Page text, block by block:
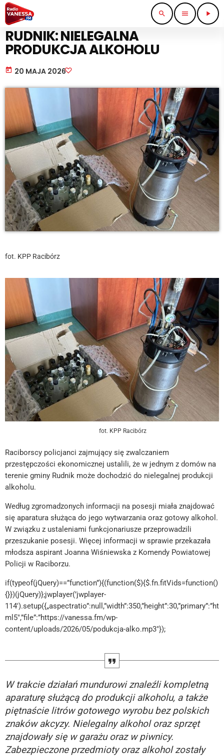
search menu play_arrow
STRAŻ I POLICJA
RUDNIK: NIELEGALNA
PRODUKCJA ALKOHOLU
today 20 MAJA 2026
fot. KPP Racibórz
fot. KPP Racibórz
Raciborscy policjanci zajmujący się zwalczaniem
przestępczości ekonomicznej ustalili, że w jednym z domów na
terenie gminy Rudnik może dochodzić do nielegalnej produkcji
alkoholu.
Według zgromadzonych informacji na posesji miała znajdować
się aparatura służąca do jego wytwarzania oraz gotowy alkohol.
W związku z ustaleniami funkcjonariusze przeprowadzili
przeszukanie posesji. Więcej informacji w sprawie przekazała
młodsza aspirant Joanna Wiśniewska z Komendy Powiatowej
Policji w Raciborzu.
if(typeof(jQuery)==”function”){(function($){$.fn.fitVids=function()
{}})(jQuery)};jwplayer(’jwplayer-
114′).setup({„aspectratio”:null,”width”:350,”height”:30,”primary”:”ht
ml5″,”file”:”https://vanessa.fm/wp-
content/uploads/2026/05/podukcja-alko.mp3″});
W trakcie działań mundurowi znaleźli kompletną
aparaturę służącą do produkcji alkoholu, a także
piętnaście litrów gotowego wyrobu bez polskich
znaków akcyzy. Nielegalny alkohol oraz sprzęt
znajdowały się w garażu oraz w piwnicy.
Zabezpieczone przedmioty oraz alkohol zostały